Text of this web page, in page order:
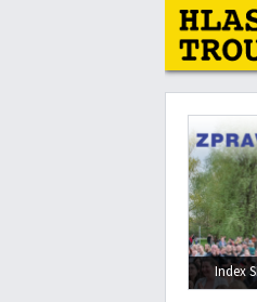
Leaflet| Map
Index